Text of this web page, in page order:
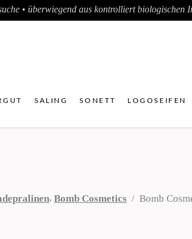
• überwiegend aus kontrolliert biologischen
SALING SONETT LOGOSEIFEN
, Bomb Cosmetics / Bomb